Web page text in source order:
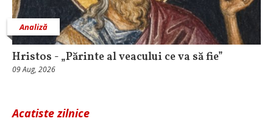
Analiză
Hristos - „Părinte al veacului ce va să fie”
09 Aug, 2026
Acatiste zilnice